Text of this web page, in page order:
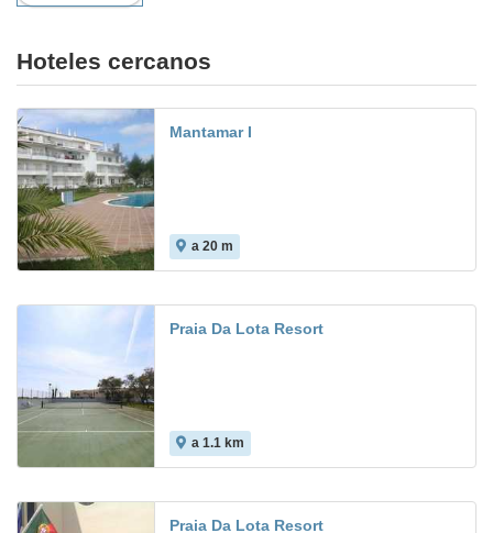
Hoteles cercanos
Mantamar I
a 20 m
Praia Da Lota Resort
a 1.1 km
Praia Da Lota Resort